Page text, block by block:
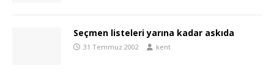
Seçmen listeleri yarına kadar askıda
31 Temmuz 2002 kent